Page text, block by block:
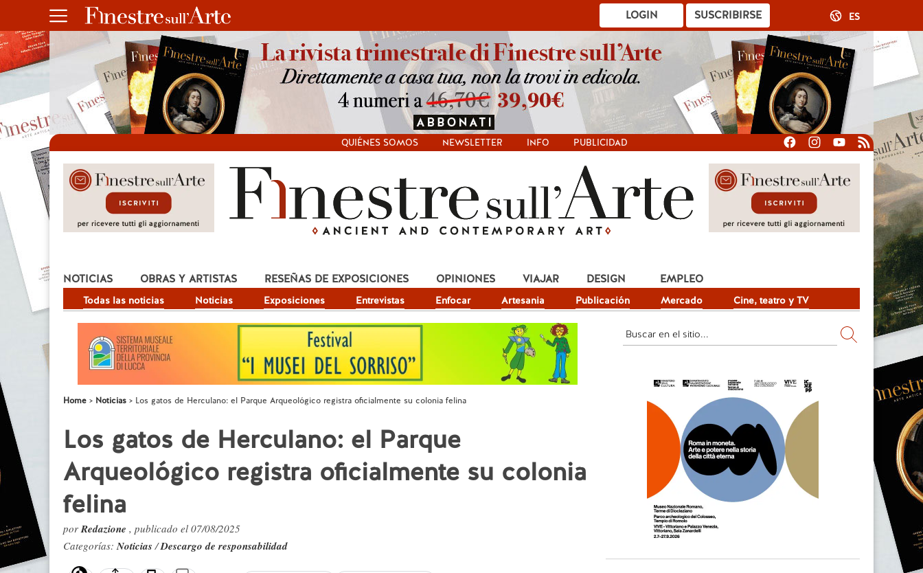
SUSCRIBIRSE
LOGIN ES
QUIÉNES SOMOS NEWSLETTER INFO PUBLICIDAD
NOTICIAS
Todas las noticias Noticias Exposiciones Entrevistas Enfocar Artesania Publicación Mercado Cine, teatro y TV
OBRAS Y ARTISTAS RESEÑAS DE EXPOSICIONES OPINIONES VIAJAR DESIGN EMPLEO
Home Noticias Los gatos de Herculano: el Parque Arqueológico registra oficialmente su colonia felina
Los gatos de Herculano: el Parque
Arqueológico registra oficialmente su colonia
felina
porRedazione , publicado el 07/08/2025
Categorías:Noticias/Descargo de responsabilidad